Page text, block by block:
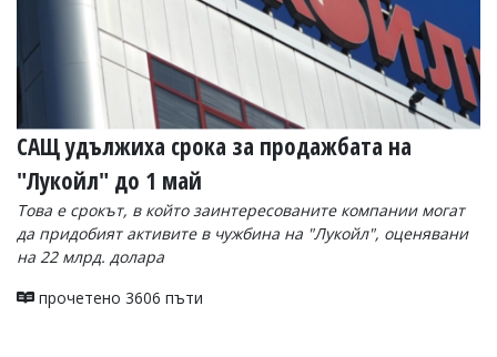
САЩ удължиха срока за продажбата на
"Лукойл" до 1 май
Това е срокът, в който заинтересованите компании могат
да придобият активите в чужбина на "Лукойл", оценявани
на 22 млрд. долара
прочетено 3606 пъти